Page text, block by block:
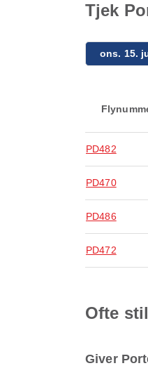
Tjek
ons. 15.
PD482
PD470
PD486
PD472
Ofte
Giver